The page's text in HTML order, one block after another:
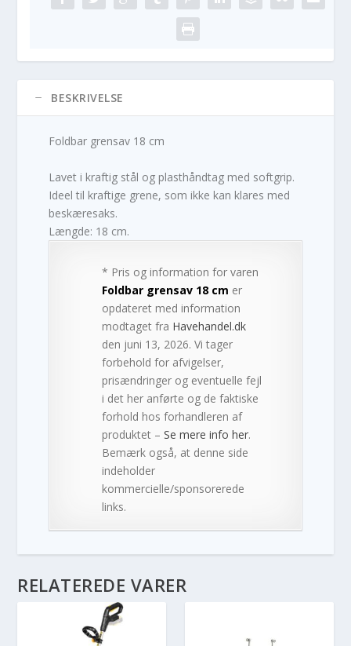
BESKRIVELSE
Foldbar grensav 18 cm
Lavet i kraftig stål og plasthåndtag med softgrip.
Ideel til kraftige grene, som ikke kan klares med
beskæresaks.
Længde: 18 cm.
* Pris og information for varen
Foldbar grensav 18 cm er
opdateret med information
modtaget fra Havehandel.dk
den juni 13, 2026. Vi tager
forbehold for afvigelser,
prisændringer og eventuelle fejl
i det her anførte og de faktiske
forhold hos forhandleren af
produktet –Se mere info her.
Bemærk også, at denne side
indeholder
kommercielle/sponsorerede
links.
RELATEREDE VARER